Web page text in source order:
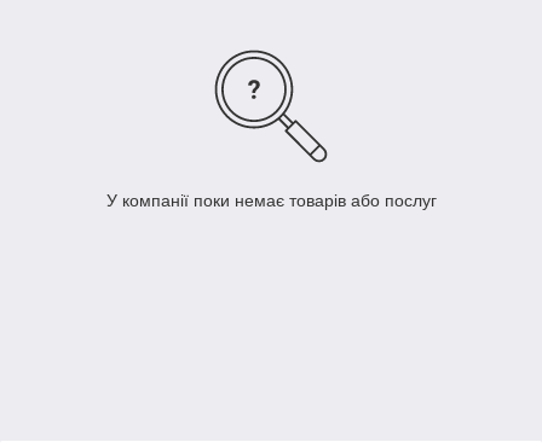
У компанії поки немає товарів або послуг